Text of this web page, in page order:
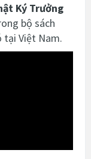
Ký Trưởng
bộ sách
tại Việt Nam.